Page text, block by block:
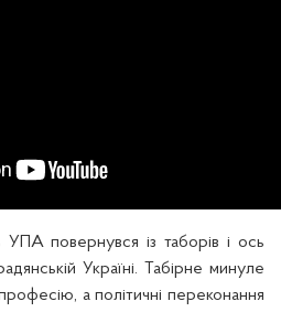
УПА повернувся із таборів і ось
Україні. Табірне минуле
а політичні переконання